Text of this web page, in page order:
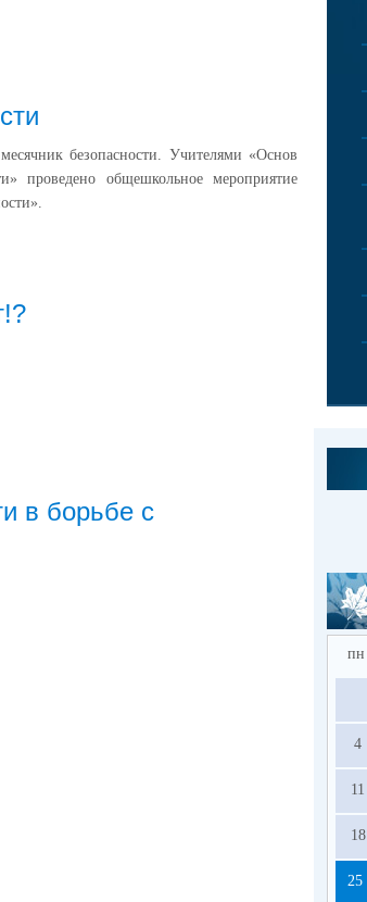
безопасности. Учителями «Основ
проведено общешкольное мероприятие
в борьбе с
пн
4
11
18
25